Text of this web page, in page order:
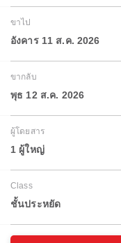
ขาไป
อังคาร 11 ส.ค. 2026
ขากลับ
พุธ 12 ส.ค. 2026
ผู้โดยสาร
1 ผู้ใหญ่
Class
ชั้นประหยัด